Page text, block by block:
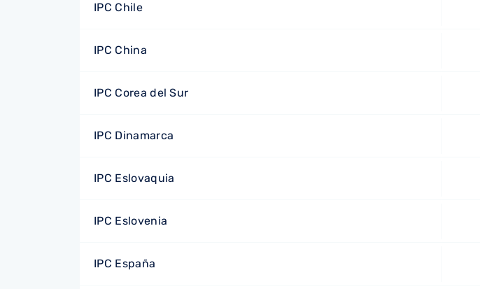
IPC Chile
IPC China
IPC Corea del Sur
IPC Dinamarca
IPC Eslovaquia
IPC Eslovenia
IPC España